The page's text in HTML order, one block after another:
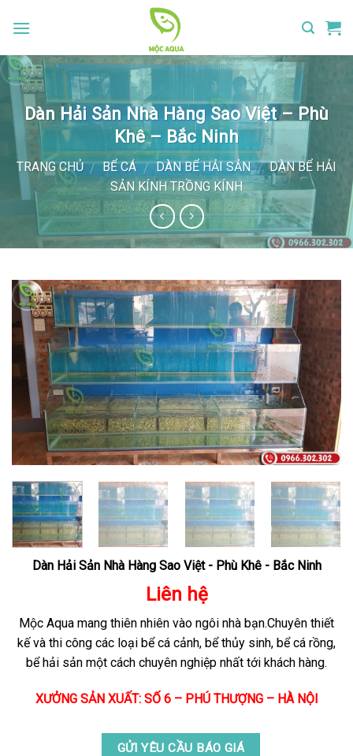
Dàn Hải Sản Nhà Hàng Sao Việt – Phù
Khê – Bắc Ninh
TRANG CHỦ / BỂ CÁ / DÀN BỂ HẢI SẢN / DÀN BỂ HẢI
SẢN KÍNH TRỒNG KÍNH
Dàn Hải Sản Nhà Hàng Sao Việt - Phù Khê - Bắc Ninh
Liên hệ
Mộc Aqua mang thiên nhiên vào ngôi nhà bạn.Chuyên thiết
kế và thi công các loại bể cá cảnh, bể thủy sinh, bể cá rồng,
bể hải sản một cách chuyên nghiệp nhất tới khách hàng.
XƯỞNG SẢN XUẤT: SỐ 6 – PHÚ THƯỢNG – HÀ NỘI
GỬI YÊU CẦU BÁO GIÁ